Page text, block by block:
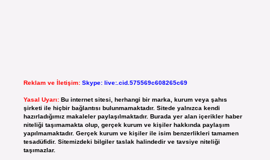
Reklam ve İletişim: Skype: live:.cid.575569c608265c69
Yasal Uyarı: Bu internet sitesi, herhangi bir marka, kurum veya şahıs
şirketi ile hiçbir bağlantısı bulunmamaktadır. Sitede yalnızca kendi
hazırladığımız makaleler paylaşılmaktadır. Burada yer alan içerikler haber
niteliği taşımamakta olup, gerçek kurum ve kişiler hakkında paylaşım
yapılmamaktadır. Gerçek kurum ve kişiler ile isim benzerlikleri tamamen
tesadüfidir. Sitemizdeki bilgiler taslak halindedir ve tavsiye niteliği
taşımazlar.